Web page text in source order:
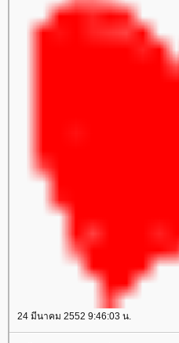
24 มีนาคม 2552 9:46:03 น.